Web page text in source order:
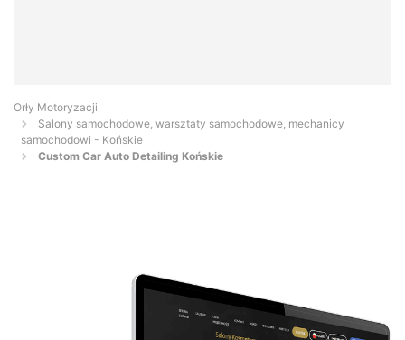
Orły Motoryzacji
Salony samochodowe, warsztaty samochodowe, mechanicy
samochodowi - Końskie
Custom Car Auto Detailing Końskie